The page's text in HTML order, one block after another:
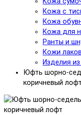
Кожа с
Кожа
Кожа для
Ранты и
Кожи
Изделия
Юфть шорно-
коричневый лофт